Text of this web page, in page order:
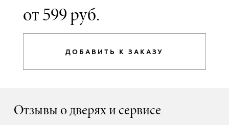
от 599 руб.
ДОБАВИТЬ К ЗАКАЗУ
Отзывы о дверях и сервисе